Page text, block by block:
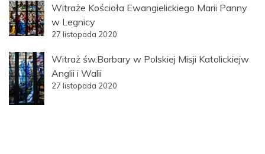
Witraże Kościoła Ewangielickiego Marii Panny
w Legnicy
27 listopada 2020
Witraż św.Barbary w Polskiej Misji Katolickiejw
Anglii i Walii
27 listopada 2020